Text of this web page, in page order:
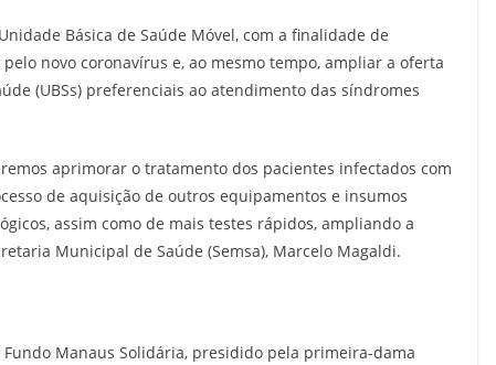
Básica de Saúde Móvel, com a finalidade de
novo coronavírus e, ao mesmo tempo, ampliar a oferta
(UBSs) preferenciais ao atendimento das síndromes
aprimorar o tratamento dos pacientes infectados com
de aquisição de outros equipamentos e insumos
assim como de mais testes rápidos, ampliando a
Municipal de Saúde (Semsa), Marcelo Magaldi.
Manaus Solidária, presidido pela primeira-dama